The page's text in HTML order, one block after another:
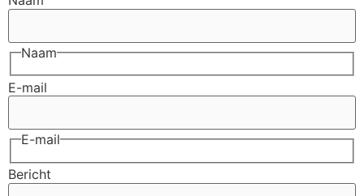
Naam
E-mail
E-mail
Bericht